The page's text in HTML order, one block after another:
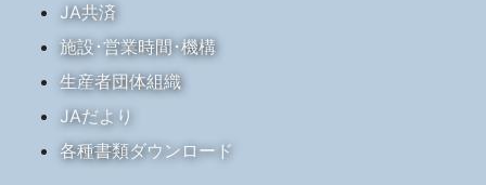
JA共済
施設･営業時間･機構
生産者団体組織
JAだより
各種書類ダウンロード